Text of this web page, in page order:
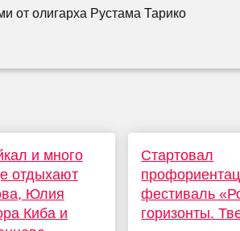
и много
отдыхают
Юлия
Киба и
Стартовал
фестиваль
горизонты.